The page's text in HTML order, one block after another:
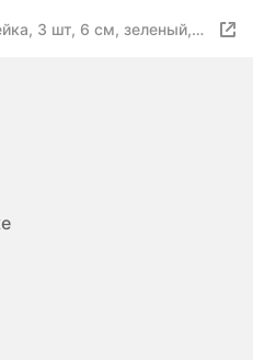
3 шт, 6 см, зеленый,